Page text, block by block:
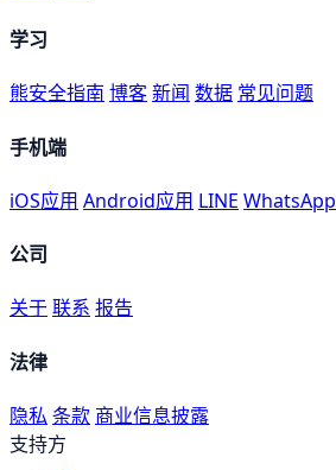
学习
熊安全指南 博客新闻 数据 常见问题
手机端
iOS应用 Android应用 LINE WhatsApp
公司
关于联系 报告
法律
隐私 条款 商业信息披露
支持方